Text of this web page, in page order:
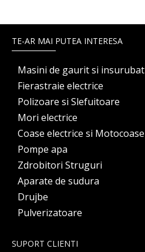
TE-AR MAI PUTEA INTERESA
Masini de gaurit si insurubat
Fierastraie electrice
Polizoare si Slefuitoare
Mori electrice
Coase electrice si Motocoase
Pompe apa
Zdrobitori Struguri
Aparate de sudura
Drujbe
Pulverizatoare
SUPORT CLIENTI